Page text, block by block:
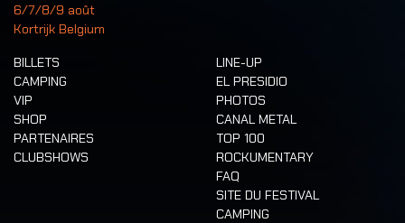
6/7/8/9 août
Kortrijk Belgium
BILLETS
CAMPING
VIP
SHOP
PARTENAIRES
CLUBSHOWS
LINE-UP
EL PRESIDIO
PHOTOS
CANAL METAL
TOP 100
ROCKUMENTARY
FAQ
SITE DU FESTIVAL
CAMPING